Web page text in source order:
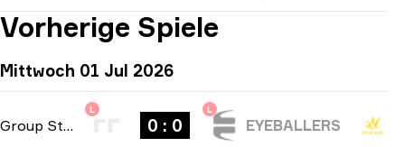
Vorherige Spiele
Mittwoch 01 Jul 2026
Group Stage
L
0 : 0
L
EYEBALLERS